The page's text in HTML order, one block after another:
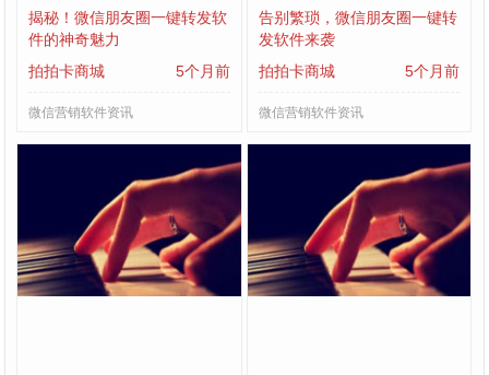
揭秘！微信朋友圈一键转发软
件的神奇魅力
拍拍卡商城
5个月前
微信营销软件资讯
告别繁琐，微信朋友圈一键转
发软件来袭
拍拍卡商城
5个月前
微信营销软件资讯